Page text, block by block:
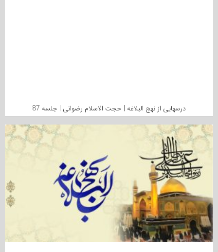
درسهایی از نهج البلاغه | حجت الاسلام رضوانی | جلسه 87